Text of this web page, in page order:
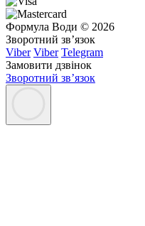
Формула Води © 2026
Зворотний зв’язок
Viber Viber Telegram
Замовити дзвінок
Зворотний зв’язок